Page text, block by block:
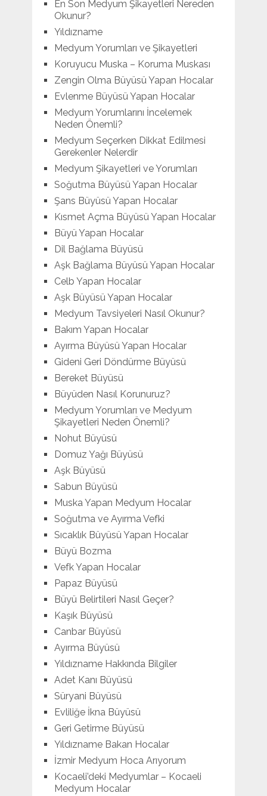
En Son Medyum Şikayetleri Nereden
Okunur?
Yıldızname
Medyum Yorumları ve Şikayetleri
Koruyucu Muska – Koruma Muskası
Zengin Olma Büyüsü Yapan Hocalar
Evlenme Büyüsü Yapan Hocalar
Medyum Yorumlarını İncelemek
Neden Önemli?
Medyum Seçerken Dikkat Edilmesi
Gerekenler Nelerdir
Medyum Şikayetleri ve Yorumları
Soğutma Büyüsü Yapan Hocalar
Şans Büyüsü Yapan Hocalar
Kısmet Açma Büyüsü Yapan Hocalar
Büyü Yapan Hocalar
Dil Bağlama Büyüsü
Aşk Bağlama Büyüsü Yapan Hocalar
Celb Yapan Hocalar
Aşk Büyüsü Yapan Hocalar
Medyum Tavsiyeleri Nasıl Okunur?
Bakım Yapan Hocalar
Ayırma Büyüsü Yapan Hocalar
Gideni Geri Döndürme Büyüsü
Bereket Büyüsü
Büyüden Nasıl Korunuruz?
Medyum Yorumları ve Medyum
Şikayetleri Neden Önemli?
Nohut Büyüsü
Domuz Yağı Büyüsü
Aşk Büyüsü
Sabun Büyüsü
Muska Yapan Medyum Hocalar
Soğutma ve Ayırma Vefki
Sıcaklık Büyüsü Yapan Hocalar
Büyü Bozma
Vefk Yapan Hocalar
Papaz Büyüsü
Büyü Belirtileri Nasıl Geçer?
Kaşık Büyüsü
Canbar Büyüsü
Ayırma Büyüsü
Yıldızname Hakkında Bilgiler
Adet Kanı Büyüsü
Süryani Büyüsü
Evliliğe İkna Büyüsü
Geri Getirme Büyüsü
Yıldızname Bakan Hocalar
İzmir Medyum Hoca Arıyorum
Kocaeli’deki Medyumlar – Kocaeli
Medyum Hocalar